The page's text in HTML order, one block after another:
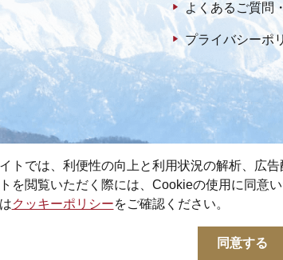
よくあるご質問
プライバシーポ
トでは、利便性の向上と利用状況の解析、広
を閲覧いただく際には、Cookieの使用に同意い
クッキーポリシーをご確認ください。
同意する